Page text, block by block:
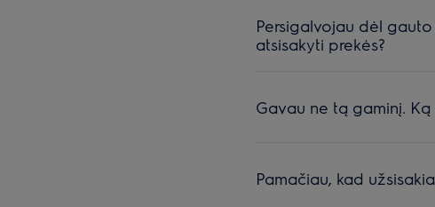
Persigalvojau dėl
atsisakyti prekės?
Gavau ne tą gaminį. Ką
Pamačiau, kad